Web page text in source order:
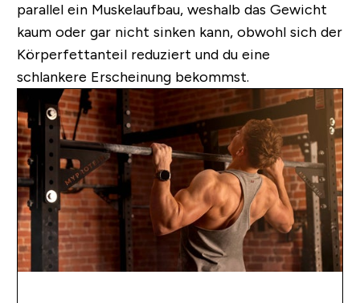
parallel ein Muskelaufbau, weshalb das Gewicht
kaum oder gar nicht sinken kann, obwohl sich der
Körperfettanteil reduziert und du eine
schlankere Erscheinung bekommst.